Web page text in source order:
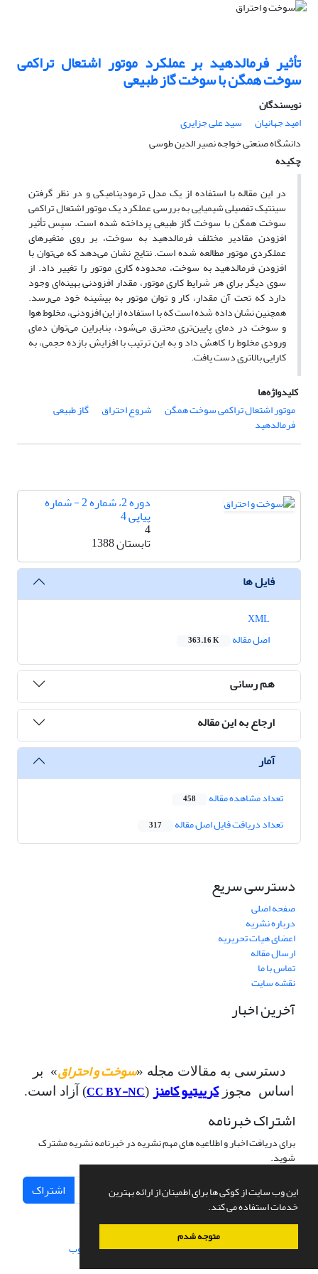
این وب سایت از کوکی ها برای اطمینان از ارائه بهترین
خدمات استفاده می کند.
متوجه شدم
تأثیر فرمالدهید بر عملکرد موتور اشتعال تراکمی
سوخت همگن با سوخت گاز طبیعی
نویسندگان
امید جهانیان
سید علی جزایری
دانشگاه صنعتی خواجه نصیر الدین طوسی
چکیده
در این مقاله با استفاده از یک مدل ترمودینامیکی و در نظر گرفتن
سینتیک تفصیلی شیمیایی به بررسی عملکرد یک موتور اشتعال تراکمی
سوخت همگن با سوخت گاز طبیعی پرداخته شده است. سپس تأثیر
افزودن مقادیر مختلف فرمالدهید به سوخت، بر روی متغیرهای
عملکردی موتور مطالعه شده است. نتایج نشان می‌دهد که می‌توان با
افزودن فرمالدهید به سوخت، محدوده کاری موتور را تغییر داد. از
سوی دیگر برای هر شرایط کاری موتور، مقدار افزودنی بهینه‌ای وجود
دارد که تحت آن مقدار، کار و توان موتور به بیشینه خود می‌رسد.
همچنین نشان داده شده است که با استفاده از این افزودنی، مخلوط هوا
و سوخت در دمای پایین‌تری محترق می‌شود، بنابراین می‌توان دمای
ورودی مخلوط را کاهش داد و به این ترتیب با افزایش بازده حجمی، به
کارایی بالاتری دست یافت.
کلیدواژه‌ها
موتور اشتعال تراکمی سوخت همگن
شروع احتراق گاز طبیعی
فرمالدهید
دوره 2، شماره 2 - شماره
پیاپی 4
4
تابستان 1388
فایل ها
اصل مقاله
363.16 K
هم رسانی
ارجاع به این مقاله
آمار
تعداد مشاهده مقاله 458
تعداد دریافت فایل اصل مقاله 317
دسترسی سریع
صفحه اصلی
درباره نشریه
اعضای هیات تحریریه
ارسال مقاله
تماس با ما
نقشه سایت
آخرین اخبار
دسترسی به مقالات مجله «سوخت و احتراق» بر
اساس مجوزکرییتیو کامنز (
CC BY-NC) آزاد است.
اشتراک خبرنامه
برای دریافت اخبار و اطلاعیه های مهم نشریه در خبرنامه نشریه مشترک
شوید.
اشتراک
سامانه مدیریت نشریات علمی.طراحی و پیاده سازی از سیناوب